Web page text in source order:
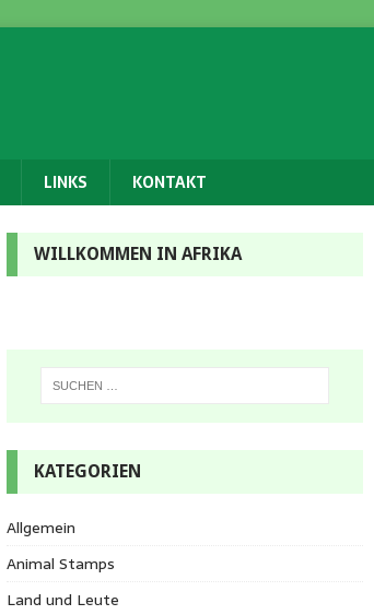
LINKS KONTAKT
WILLKOMMEN IN AFRIKA
KATEGORIEN
Allgemein
Animal Stamps
Land und Leute